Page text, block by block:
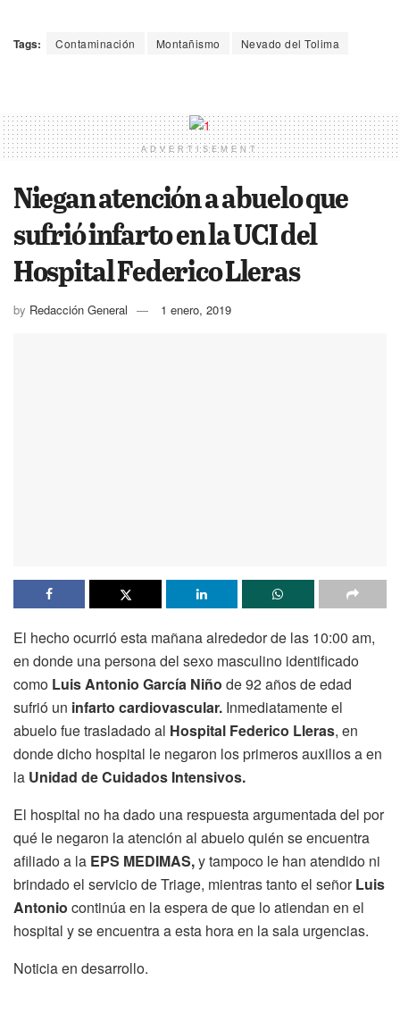
Tags: Contaminación Montañismo Nevado del Tolima
ADVERTISEMENT
Niegan atención a abuelo que
sufrió infarto en la UCI del
Hospital Federico Lleras
by Redacción General 1 enero, 2019
El hecho ocurrió esta mañana alrededor de las 10:00 am,
en donde una persona del sexo masculino identificado
como Luis Antonio García Niño de 92 años de edad
sufrió un infarto cardiovascular. Inmediatamente el
abuelo fue trasladado al Hospital Federico Lleras, en
donde dicho hospital le negaron los primeros auxilios a en
la Unidad de Cuidados Intensivos.
El hospital no ha dado una respuesta argumentada del por
qué le negaron la atención al abuelo quién se encuentra
afiliado a la EPS MEDIMAS,y tampoco le han atendido ni
brindado el servicio de Triage, mientras tanto el señorLuis
Antonio continúa en la espera de que lo atiendan en el
hospital y se encuentra a esta hora en la sala urgencias.
Noticia en desarrollo.